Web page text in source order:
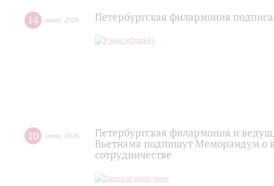
14 июня 2026 Петербургская филармония
10 июня 2026
Петербургская филармония и
Вьетнама подпишут Меморандум о
сотрудничестве